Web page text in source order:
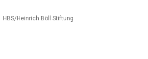
HBS/Heinrich Böll Stiftung